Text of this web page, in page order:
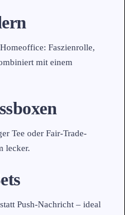
Faszienrolle,
mit einem
Tee oder Fair-Trade-
lecker.
Push-Nachricht – ideal